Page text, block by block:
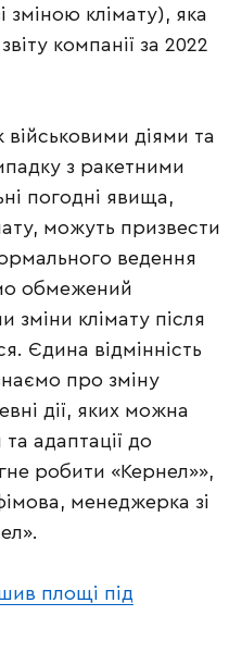
зміною клімату), яка
компанії за 2022
військовими діями та
з ракетними
погодні явища,
можуть призвести
ведення
обмежений
зміни клімату після
Єдина відмінність
про зміну
дії, яких можна
адаптації до
робити «Кернел»»,
менеджерка зі
площі під